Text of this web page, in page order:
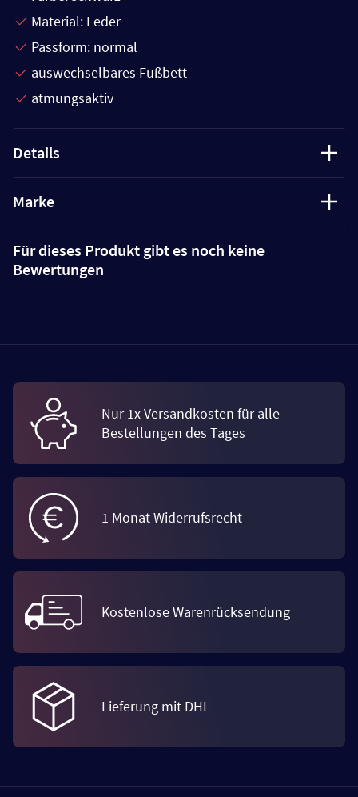
Material: Leder
Passform: normal
auswechselbares Fußbett
atmungsaktiv
Details
Marke
Für dieses Produkt gibt es noch keine
Bewertungen
Nur 1x Versandkosten für alle
Bestellungen des Tages
1 Monat Widerrufsrecht
Kostenlose Warenrücksendung
Lieferung mit DHL